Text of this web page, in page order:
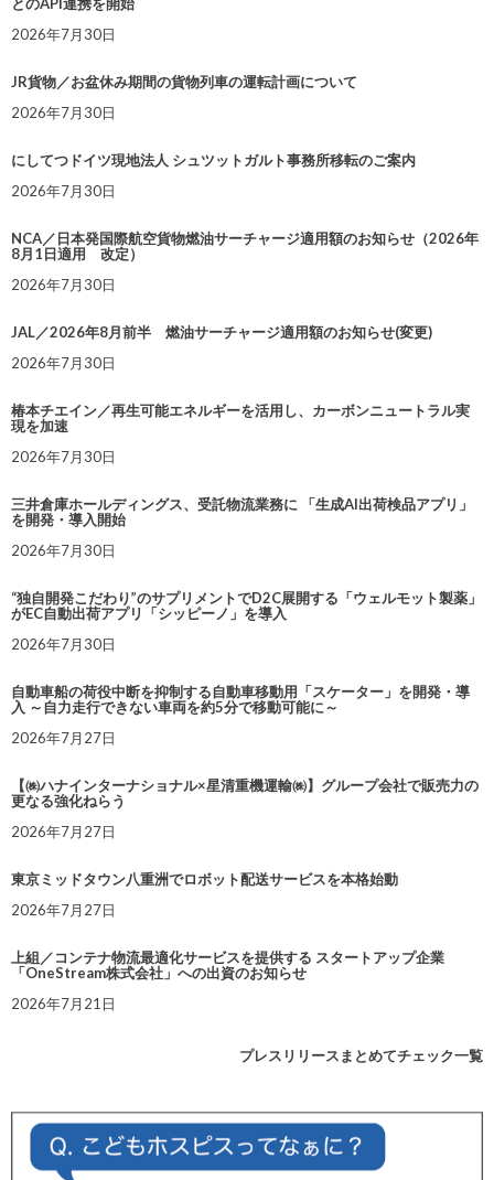
とのAPI連携を開始
2026年7月30日
JR貨物／お盆休み期間の貨物列車の運転計画について
2026年7月30日
にしてつドイツ現地法人 シュツットガルト事務所移転のご案内
2026年7月30日
NCA／日本発国際航空貨物燃油サーチャージ適用額のお知らせ（2026年
8月1日適用 改定）
2026年7月30日
JAL／2026年8月前半 燃油サーチャージ適用額のお知らせ(変更)
2026年7月30日
椿本チエイン／再生可能エネルギーを活用し、カーボンニュートラル実
現を加速
2026年7月30日
三井倉庫ホールディングス、受託物流業務に 「生成AI出荷検品アプリ」
を開発・導入開始
2026年7月30日
“独自開発こだわり”のサプリメントでD2C展開する「ウェルモット製薬」
がEC自動出荷アプリ「シッピーノ」を導入
2026年7月30日
自動車船の荷役中断を抑制する自動車移動用「スケーター」を開発・導
入 ～自力走行できない車両を約5分で移動可能に～
2026年7月27日
【㈱ハナインターナショナル×星清重機運輸㈱】グループ会社で販売力の
更なる強化ねらう
2026年7月27日
東京ミッドタウン八重洲でロボット配送サービスを本格始動
2026年7月27日
上組／コンテナ物流最適化サービスを提供する スタートアップ企業
「OneStream株式会社」への出資のお知らせ
2026年7月21日
プレスリリースまとめてチェック一覧